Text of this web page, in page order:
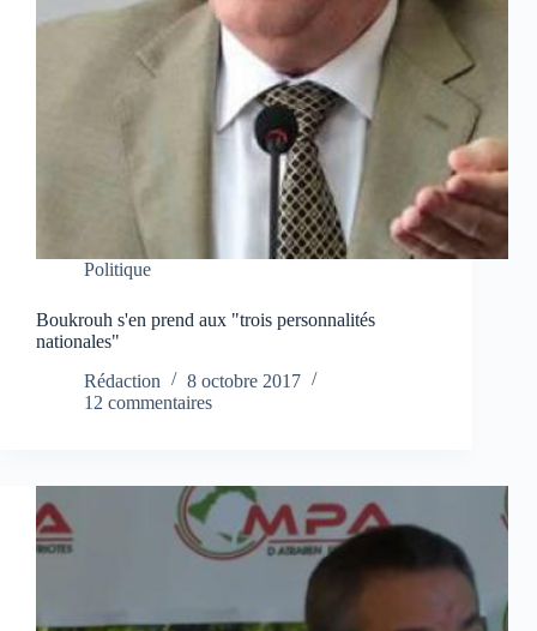
Politique
Boukrouh s'en prend aux "trois personnalités
nationales"
Rédaction
8 octobre 2017
12 commentaires